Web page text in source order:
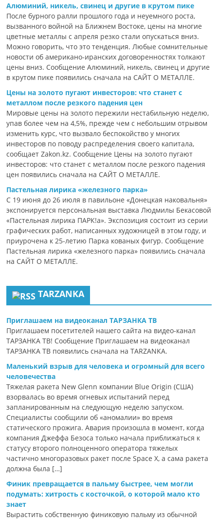
Алюминий, никель, свинец и другие в крутом пике
После бурного ралли прошлого года и неуемного роста,
вызванного войной на Ближнем Востоке, цены на многие
цветные металлы с апреля резко стали опускаться вниз.
Можно говорить, что это тенденция. Любые сомнительные
новости об американо-иранских договоренностях толкают
цены вниз. Сообщение Алюминий, никель, свинец и другие
в крутом пике появились сначала на САЙТ О МЕТАЛЛЕ.
Цены на золото пугают инвесторов: что станет с
металлом после резкого падения цен
Мировые цены на золото пережили нестабильную неделю,
упав более чем на 4,5%, прежде чем с небольшим отрывом
изменить курс, что вызвало беспокойство у многих
инвесторов по поводу распределения своего капитала,
сообщает Zakon.kz. Сообщение Цены на золото пугают
инвесторов: что станет с металлом после резкого падения
цен появились сначала на САЙТ О МЕТАЛЛЕ.
Пастельная лирика «железного парка»
С 19 июня до 26 июля в павильоне «Донецкая наковальня»
экспонируется персональная выставка Людмилы Бекасовой
«Пастельная лирика ПАРК!а». Экспозиция состоит из серии
графических работ, написанных художницей в этом году, и
приурочена к 25-летию Парка кованых фигур. Сообщение
Пастельная лирика «железного парка» появились сначала
на САЙТ О МЕТАЛЛЕ.
TARZANKA
Приглашаем на видеоканал ТАРЗАНКА ТВ
Приглашаем посетителей нашего сайта на видео-канал
ТАРЗАНКА ТВ! Сообщение Приглашаем на видеоканал
ТАРЗАНКА ТВ появились сначала на TARZANKA.
Маленький взрыв для человека и огромный для всего
человечества
Тяжелая ракета New Glenn компании Blue Origin (США)
взорвалась во время огневых испытаний перед
запланированным на следующую неделю запуском.
Специалисты сообщили об «аномалии» во время
статического прожига. Авария произошла в момент, когда
компания Джеффа Безоса только начала приближаться к
статусу второго полноценного оператора тяжелых
частично многоразовых ракет после Space X, а сама ракета
должна была […]
Финик превращается в пальму быстрее, чем могли
подумать: хитрость с косточкой, о которой мало кто
знает
Вырастить собственную финиковую пальму из обычной